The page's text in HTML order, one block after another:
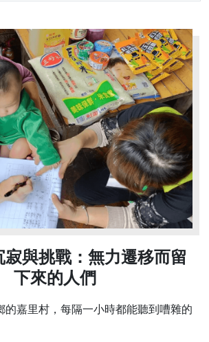
與挑戰：無力遷移而留
下來的人們
的嘉里村，每隔一小時都能聽到嘈雜的